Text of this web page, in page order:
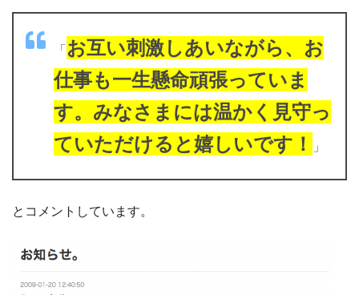
「お互い刺激しあいながら、お
仕事も一生懸命頑張っていま
す。みなさまには温かく見守っ
ていただけると嬉しいです！
」
とコメントしています。